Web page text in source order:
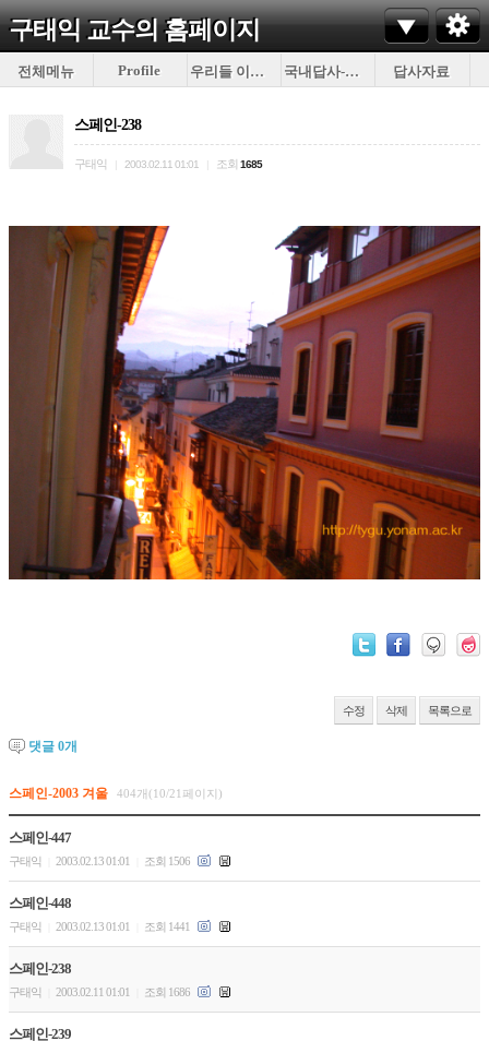
구태익 교수의홈페이지
전체메뉴 Profile 우리들 이야기 국내답사-이것저것 답사자료
스페인-238
구태익 2003.02.11 01:01 조회 1685
수정 삭제 목록으로
댓글 0개
스페인-2003 겨울 404개(10/21페이지)
스페인-447
구태익 2003.02.13 01:01 조회 1506
스페인-448
구태익 2003.02.13 01:01 조회 1441
스페인-238
구태익 2003.02.11 01:01 조회 1686
스페인-239